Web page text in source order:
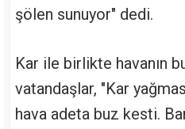
şölen sunuyor" dedi.
Kar ile birlikte havanın
vatandaşlar, "Kar
hava adeta buz kesti.